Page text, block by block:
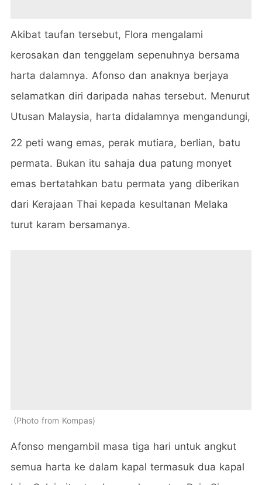
Akibat taufan tersebut, Flora mengalami
kerosakan dan tenggelam sepenuhnya bersama
harta dalamnya. Afonso dan anaknya berjaya
selamatkan diri daripada nahas tersebut. Menurut
Utusan Malaysia, harta didalamnya mengandungi,
22 peti wang emas, perak mutiara, berlian, batu
permata. Bukan itu sahaja dua patung monyet
emas bertatahkan batu permata yang diberikan
dari Kerajaan Thai kepada kesultanan Melaka
turut karam bersamanya.
Photo from Kompas
Afonso mengambil masa tiga hari untuk angkut
semua harta ke dalam kapal termasuk dua kapal